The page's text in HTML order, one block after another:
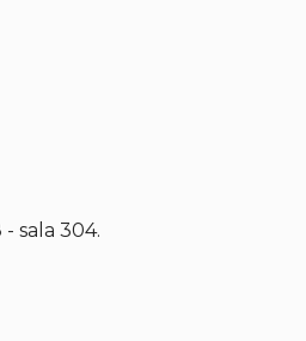
sala 304.